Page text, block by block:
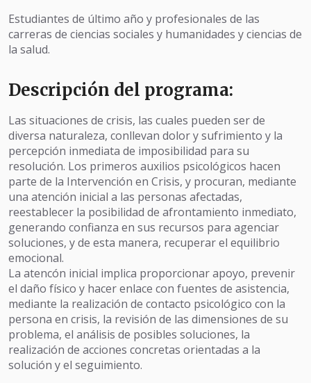
Estudiantes de último año y profesionales de las
carreras de ciencias sociales y humanidades y ciencias de
la salud.
Descripción del programa:
Las situaciones de crisis, las cuales pueden ser de
diversa naturaleza, conllevan dolor y sufrimiento y la
percepción inmediata de imposibilidad para su
resolución. Los primeros auxilios psicológicos hacen
parte de la Intervención en Crisis, y procuran, mediante
una atención inicial a las personas afectadas,
reestablecer la posibilidad de afrontamiento inmediato,
generando confianza en sus recursos para agenciar
soluciones, y de esta manera, recuperar el equilibrio
emocional.
La atencón inicial implica proporcionar apoyo, prevenir
el daño físico y hacer enlace con fuentes de asistencia,
mediante la realización de contacto psicológico con la
persona en crisis, la revisión de las dimensiones de su
problema, el análisis de posibles soluciones, la
realización de acciones concretas orientadas a la
solución y el seguimiento.